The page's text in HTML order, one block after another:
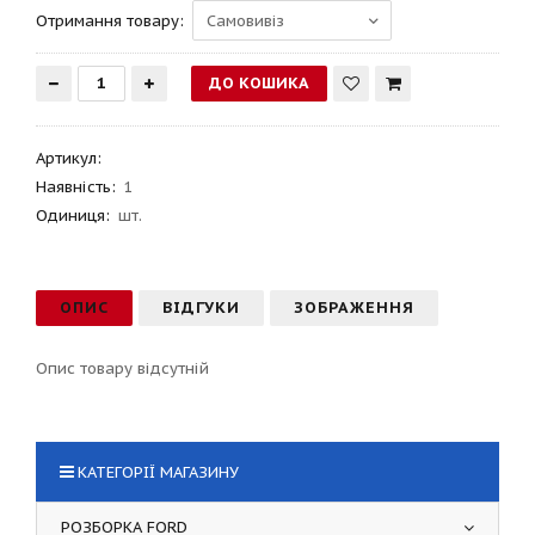
Отримання товару:
Артикул:
Наявність: 1
Одиниця: шт.
ОПИС ВІДГУКИ ЗОБРАЖЕННЯ
Опис товару відсутній
КАТЕГОРІЇ МАГАЗИНУ
РОЗБОРКА FORD